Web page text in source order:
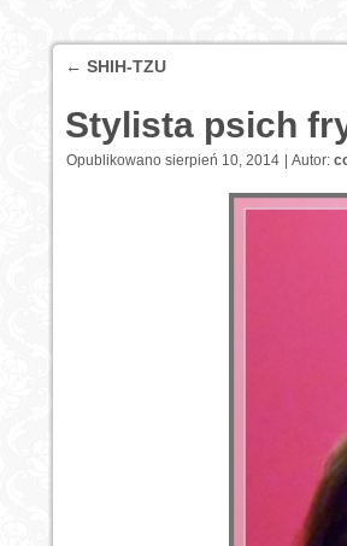
← SHIH-TZU
Stylista psich
Opublikowano sierpień 10, 2014 Autor: